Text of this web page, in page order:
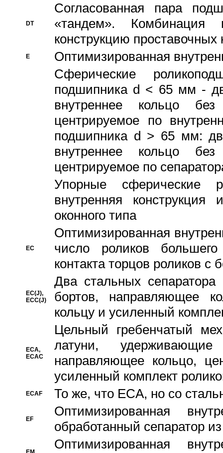
DT
Согласованная пара
«тандем».
конструкцию проставочных
E
Оптимизированная
Сферические
подшипника d < 65 мм -
внутреннее кольцо
центрируемое по
подшипника d > 65 мм:
внутреннее кольцо
центрируемое по
Упорные сферические
внутренняя
оконного типа
EC
Oптимизированная
число роликов
контакта торцов роликов с
EC(J),
ECC(J)
Два стальных сепаратора
бортов, направляющее
кольцу и усиленный
ECA,
ECAC
Цельный гребенчатый
латуни,
направляющее кольцо,
усиленный комплект
ECAF То же, что ECA, но со
EF
Оптимизированная
обработанный сепаратор
Оптимизированная